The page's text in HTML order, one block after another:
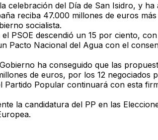
celebración del Día de San Isidro, y
reciba 47.000 millones de euros
socialista.
PSOE descendió un 15 por ciento,
Pacto Nacional del Agua con el
ha conseguido que las
de euros, por los 12 negociados
Popular continuará con esta
la candidatura del PP en las